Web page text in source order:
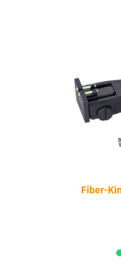
Fiber-